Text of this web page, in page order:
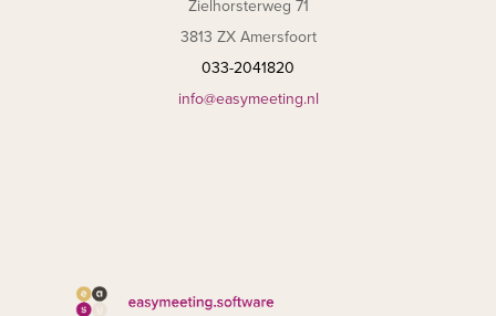
Zielhorsterweg 71
3813 ZX Amersfoort
033-2041820
info@easymeeting.nl